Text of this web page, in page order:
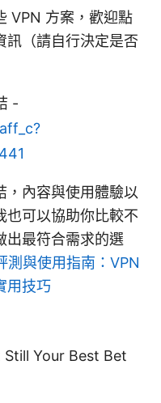
VPN 方案，歡迎點
訊（請自行決定是否
-
，內容與使用體驗以
也可以協助你比較不
出最符合需求的選
與使用指南：VPN
用技巧
Your Best Bet